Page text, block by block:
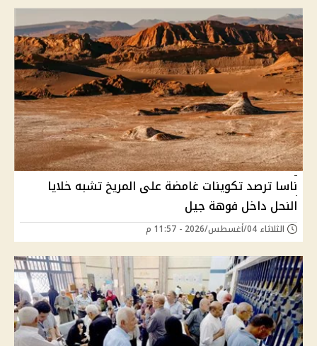
ناسا ترصد تكوينات غامضة على المريخ تشبه خلايا
النحل داخل فوهة جيل
الثلاثاء 04/أغسطس/2026 - 11:57 م